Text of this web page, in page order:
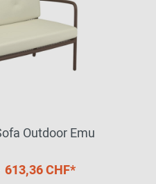
Outdoor Emu
613,36 CHF*